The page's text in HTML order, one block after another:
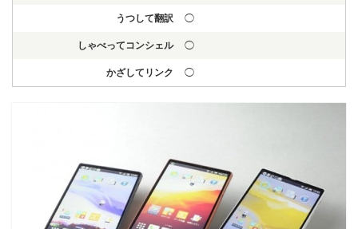
うつして翻訳 ◯
しゃべってコンシェル ◯
かざしてリンク ◯